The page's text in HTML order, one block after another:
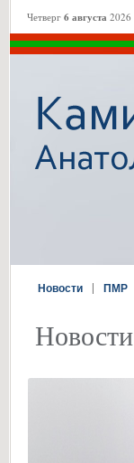
Четверг 6 августа 2026
Новости | ПМР
Новости